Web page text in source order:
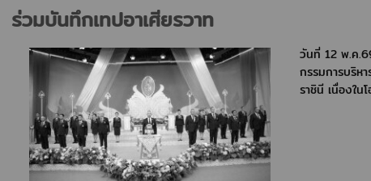
ร่วมบันทึกเทปอาเศียรวาท
วันที่ 12 พ.ค
กรรมการบริห
ราชินี เนื่องใ